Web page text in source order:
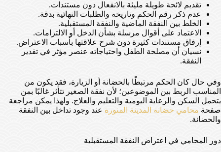
تقديم لائحة طويلة مليئة بالانفعال دون مستندات.
عدم ذكر رقم الحكم وتاريخه والطلبات النهائية بدقة.
الخلط بين النفقة الماضية والنفقة المستقبلية.
الاعتماد على أقوال مرسلة بشأن الدخل أو الالتزامات.
إرفاق مستندات كثيرة دون شرح علاقتها بأسباب الاعتراض.
نسيان أن مصلحة الطفل واحتياجاته عنصر مؤثر في تقدير
النفقة.
وفي حال كان الحكم مرتبطًا بالحضانة أو الزيارة، فقد يكون من
المناسب الربط بين الموضوعين؛ لأن نفقة الصغير تتأثر غالبًا بمن
يتحمل السكن والرعاية اليومية والتعليم والعلاج. ولهذا يمكن مراجعة
صفحة محامي حضانة المدينة المنورة عند وجود تداخل بين النفقة
والحضانة.
دور المحامي في اعتراض النفقة المستقبلية